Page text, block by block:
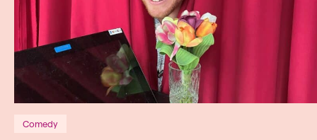
Comedy